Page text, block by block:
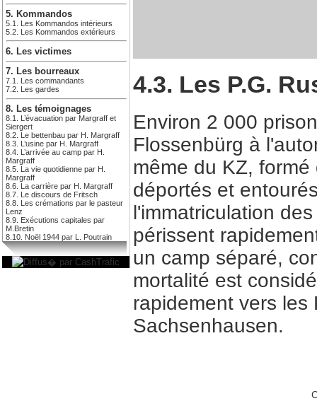
5. Kommandos
5.1. Les Kommandos intérieurs
5.2. Les Kommandos extérieurs
6. Les victimes
7. Les bourreaux
7.1. Les commandants
7.2. Les gardes
8. Les témoignages
8.1. L’évacuation par Margraff et
Siergert
8.2. Le bettenbau par H. Margraff
8.3. L’usine par H. Margraff
8.4. L’arrivée au camp par H.
Margraff
8.5. La vie quotidienne par H.
Margraff
8.6. La carrière par H. Margraff
8.7. Le discours de Fritsch
8.8. Les crémations par le pasteur
Lenz
8.9. Exécutions capitales par
M.Bretin
8.10. Noël 1944 par L. Poutrain
4.3. Les P.G.
Environ 2 000
Flossenbürg à
même du KZ,
déportés et
l'immatriculation
périssent
un camp séparé,
mortalité est
rapidement vers
Sachsenhausen.